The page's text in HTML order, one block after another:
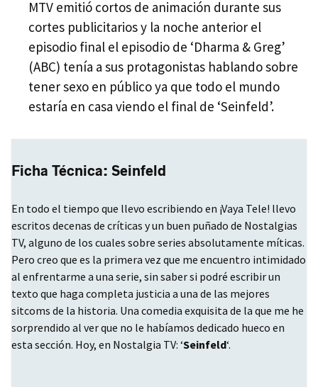
MTV emitió cortos de animación durante sus
cortes publicitarios y la noche anterior el
episodio final el episodio de ‘Dharma & Greg’
(ABC) tenía a sus protagonistas hablando sobre
tener sexo en público ya que todo el mundo
estaría en casa viendo el final de ‘Seinfeld’.
Ficha Técnica: Seinfeld
En todo el tiempo que llevo escribiendo en ¡Vaya Tele! llevo
escritos decenas de críticas y un buen puñado de Nostalgias
TV, alguno de los cuales sobre series absolutamente míticas.
Pero creo que es la primera vez que me encuentro intimidado
al enfrentarme a una serie, sin saber si podré escribir un
texto que haga completa justicia a una de las mejores
sitcoms de la historia. Una comedia exquisita de la que me he
sorprendido al ver que no le habíamos dedicado hueco en
esta sección. Hoy, en Nostalgia TV: ‘Seinfeld‘.